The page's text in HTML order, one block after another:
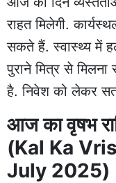
राहत मिलेगी.
सकते हैं. स्वास्थ्य में
पुराने मित्र से
है. निवेश को लेकर
आज का वृषभ
(Kal Ka
July 2025)